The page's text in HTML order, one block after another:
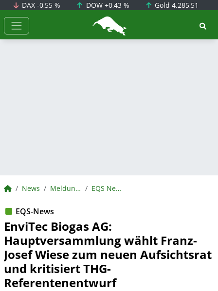
DAX-0,55 % DOW +0,43 % Gold4.285,51
BörsenNEWS.de
BörsenNEWS.de
News Meldungen EQS News
EQS-News
EnviTec Biogas AG:
Hauptversammlung wählt Franz-
Josef Wiese zum neuen Aufsichtsrat
und kritisiert THG-
Referentenentwurf